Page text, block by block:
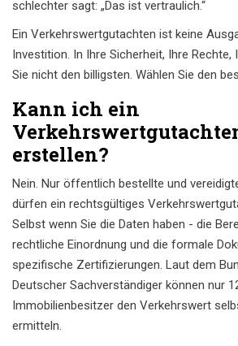
schlechter sagt: „Das ist vertraulich.“
Ein Verkehrswertgutachten ist keine
Investition. In Ihre Sicherheit, Ihre Rechte,
Sie nicht den billigsten. Wählen Sie den
Kann ich ein
erstellen?
Nein. Nur öffentlich bestellte und
dürfen ein rechtsgültiges
Selbst wenn Sie die Daten haben - die
rechtliche Einordnung und die formale
spezifische Zertifizierungen. Laut dem
Deutscher Sachverständiger können nur
Immobilienbesitzer den Verkehrswert
ermitteln.